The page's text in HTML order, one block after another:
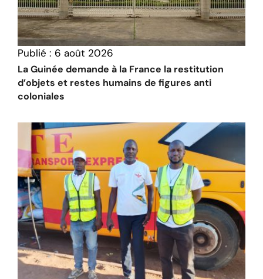
Publié : 6 août 2026
La Guinée demande à la France la restitution
d’objets et restes humains de figures anti
coloniales